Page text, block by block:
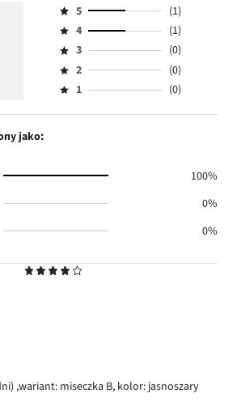
,wariant: miseczka B, kolor: jasnoszary
Ocena
5,
ilość
głosów
1.
5
(1)
Ocena
4,
ilość
głosów
4
(1)
Ocena
3,
ilość
3
(0)
Ocena
2,
2
(0)
Ocena
1,
1 (0)
jako:
100%
0%
0%